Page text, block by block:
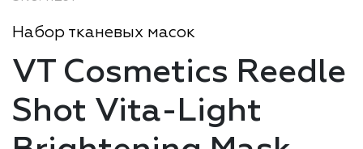
Набор тканевых масок
VT Cosmetics Reedle
Shot Vita-Light